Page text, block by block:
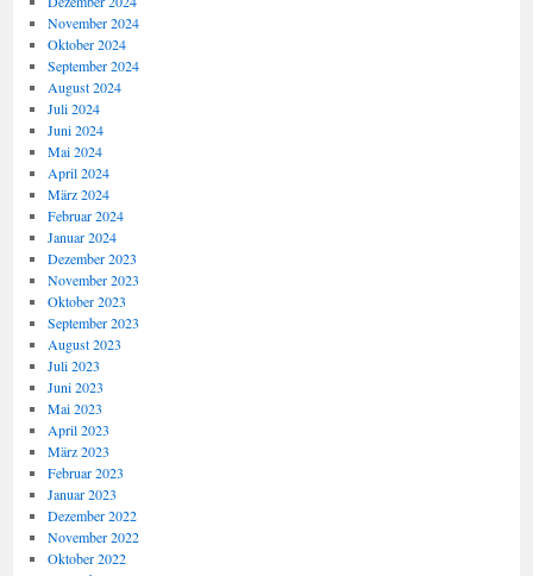
November 2024
Oktober 2024
September 2024
August 2024
Juli 2024
Juni 2024
Mai 2024
April 2024
März 2024
Februar 2024
Januar 2024
Dezember 2023
November 2023
Oktober 2023
September 2023
August 2023
Juli 2023
Juni 2023
Mai 2023
April 2023
März 2023
Februar 2023
Januar 2023
Dezember 2022
November 2022
Oktober 2022